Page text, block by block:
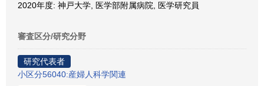
2020年度: 神戸大学, 医学部附属病院, 医学研究員
審査区分/研究分野
研究代表者
小区分56040:産婦人科学関連